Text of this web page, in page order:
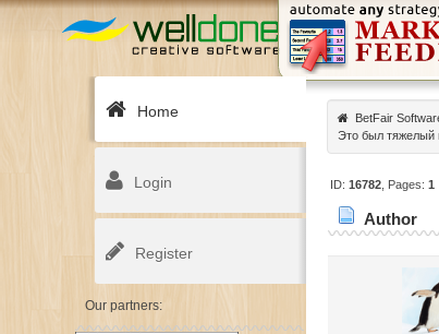
Home
Login
Register
Our partners:
BetFair
Это был тяжелый
ID:16782, Pages:1
Author